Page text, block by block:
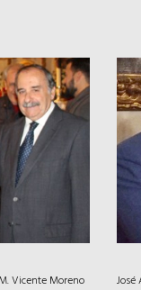
Vicente Moreno José